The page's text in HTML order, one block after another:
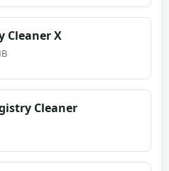
Cleaner X
Cleaner